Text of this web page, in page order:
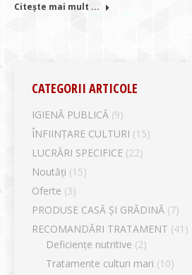
Citește mai mult ...
CATEGORII ARTICOLE
IGIENĂ PUBLICĂ (9)
ÎNFIINȚARE CULTURI (15)
LUCRĂRI SPECIFICE (22)
Noutăți (15)
Oferte (3)
PRODUSE CASĂ ȘI GRĂDINĂ (7)
RECOMANDĂRI TRATAMENT (41)
Deficiențe nutritive (2)
Tratamente culturi mari (10)